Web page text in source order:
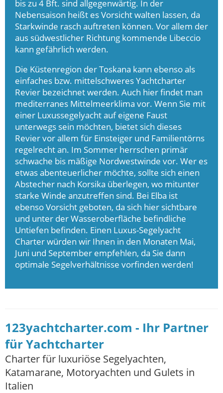
bis zu 4 Bft. sind allgegenwärtig. In der
Nebensaison heißt es Vorsicht walten lassen, da
Starkwinde rasch auftreten können. Vor allem der
aus südwestlicher Richtung kommende Libeccio
kann gefährlich werden.
Die Küstenregion der Toskana kann ebenso als
einfaches bzw. mittelschweres Yachtcharter
Revier bezeichnet werden. Auch hier findet man
mediterranes Mittelmeerklima vor. Wenn Sie mit
einer Luxussegelyacht auf eigene Faust
unterwegs sein möchten, bietet sich dieses
Revier vor allem für Einsteiger und Familientörns
regelrecht an. Im Sommer herrschen primär
schwache bis mäßige Nordwestwinde vor. Wer es
etwas abenteuerlicher möchte, sollte sich einen
Abstecher nach Korsika überlegen, wo mitunter
starke Winde anzutreffen sind. Bei Elba ist
ebenso Vorsicht geboten, da sich hier sichtbare
und unter der Wasseroberfläche befindliche
Untiefen befinden. Einen Luxus-Segelyacht
Charter würden wir Ihnen in den Monaten Mai,
Juni und September empfehlen, da Sie dann
optimale Segelverhältnisse vorfinden werden!
123yachtcharter.com - Ihr Partner
für Yachtcharter
Charter für luxuriöse Segelyachten,
Katamarane, Motoryachten und Gulets in
Italien